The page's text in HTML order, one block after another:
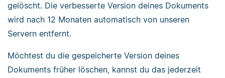
gelöscht. Die verbesserte Version deines Dokuments
wird nach 12 Monaten automatisch von unseren
Servern entfernt.
Möchtest du die gespeicherte Version deines
Dokuments früher löschen, kannst du das jederzeit